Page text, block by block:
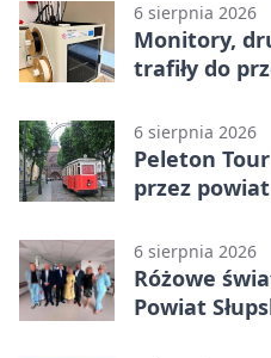
6 sierpnia 2026
Monitory,
trafiły do
6 sierpnia 2026
Peleton
przez
6 sierpnia 2026
Różowe
Powiat